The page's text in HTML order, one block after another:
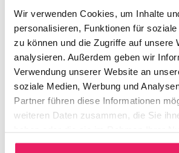
Wir verwenden Cookies, um Inhalte
personalisieren, Funktionen für
zu können und die Zugriffe auf unsere
analysieren. Außerdem geben wir
Verwendung unserer Website an
soziale Medien, Werbung und
Partner führen diese Informationen
weiteren Daten zusammen, die Sie
gesammelt haben.